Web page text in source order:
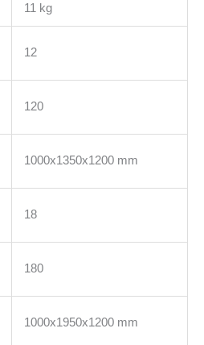
11 kg
12
120
1000x1350x1200 mm
18
180
1000x1950x1200 mm